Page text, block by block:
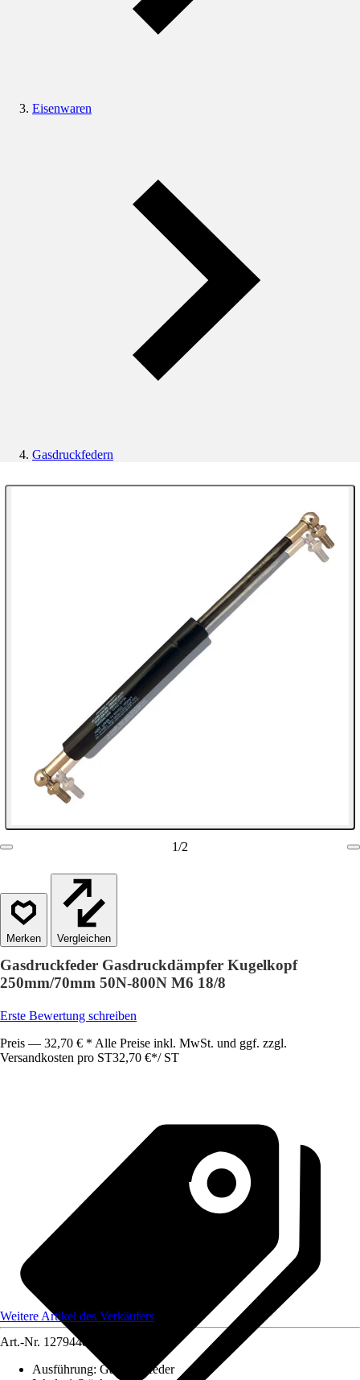
Eisenwaren
Gasdruckfedern
1/2
Vergleichen
Gasdruckfeder Gasdruckdämpfer Kugelkopf
250mm/70mm 50N-800N M6 18/8
Erste Bewertung schreiben
Preis — 32,70 € * Alle Preise inkl. MwSt. und ggf. zzgl.
Versandkosten pro ST32,70 €*/ ST
Weitere Artikel des Verkäufers
Art.-Nr. 12794481
Ausführung: Gasdruckfeder